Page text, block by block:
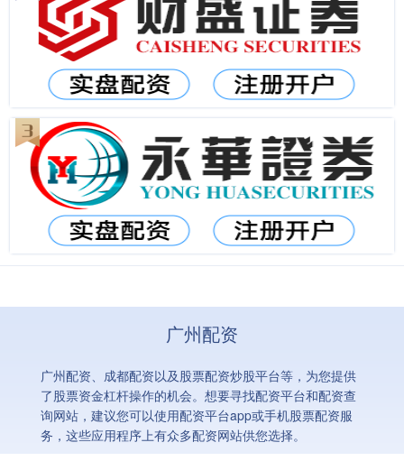
广州配资
广州配资、成都配资以及股票配资炒股平台等，为您提供
了股票资金杠杆操作的机会。想要寻找配资平台和配资查
询网站，建议您可以使用配资平台app或手机股票配资服
务，这些应用程序上有众多配资网站供您选择。